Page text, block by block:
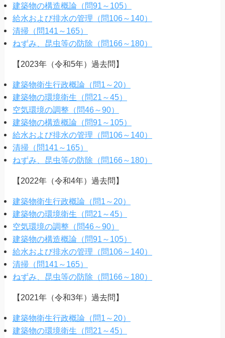
建築物の構造概論（問91～105）
給水および排水の管理（問106～140）
清掃（問141～165）
ねずみ、昆虫等の防除（問166～180）
【2023年（令和5年）過去問】
建築物衛生行政概論（問1～20）
建築物の環境衛生（問21～45）
空気環境の調整（問46～90）
建築物の構造概論（問91～105）
給水および排水の管理（問106～140）
清掃（問141～165）
ねずみ、昆虫等の防除（問166～180）
【2022年（令和4年）過去問】
建築物衛生行政概論（問1～20）
建築物の環境衛生（問21～45）
空気環境の調整（問46～90）
建築物の構造概論（問91～105）
給水および排水の管理（問106～140）
清掃（問141～165）
ねずみ、昆虫等の防除（問166～180）
【2021年（令和3年）過去問】
建築物衛生行政概論（問1～20）
建築物の環境衛生（問21～45）